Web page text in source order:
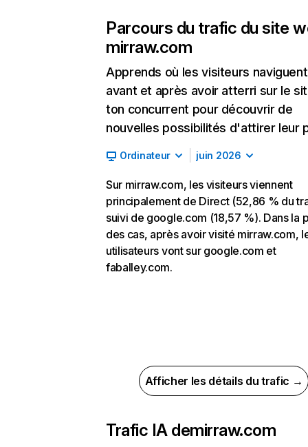
Parcours du trafic du site
mirraw.com
Apprends où les visiteurs naviguent
avant et après avoir atterri sur le
ton concurrent pour découvrir de
nouvelles possibilités d'attirer leur
Ordinateur juin 2026
Sur mirraw.com, les visiteurs viennent
principalement de Direct (52,86 % du
suivi de google.com (18,57 %). Dans la
des cas, après avoir visité mirraw.com,
utilisateurs vont sur google.com et
faballey.com.
Afficher les détails du trafic →
Trafic IA demirraw.com